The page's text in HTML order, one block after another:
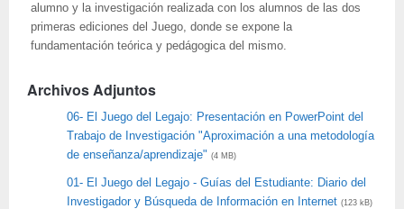
alumno y la investigación realizada con los alumnos de las dos
primeras ediciones del Juego, donde se expone la
fundamentación teórica y pedágogica del mismo.
Archivos Adjuntos
06- El Juego del Legajo: Presentación en PowerPoint del
Trabajo de Investigación "Aproximación a una metodología
de enseñanza/aprendizaje" (4 MB)
01- El Juego del Legajo - Guías del Estudiante: Diario del
Investigador y Búsqueda de Información en Internet (123 kB)